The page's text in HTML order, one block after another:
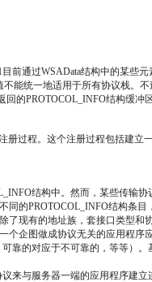
前通过WSAData结构中的某些
不能统一地适用于所有协议栈。
的PROTOCOL_INFO结构缓冲
册过程。这个注册过程包括建
结构中。然而，某些传输
的PROTOCOL_INFO结构条目
了现有的地址族，套接口类型和
个企图做成协议无关的应用程
靠的对应于不可靠的，等等）
来与服务器一端的应用程序建